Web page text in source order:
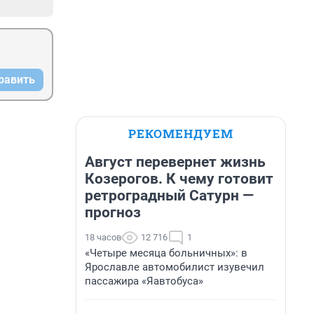
РЕКОМЕНДУЕМ
Август перевернет жизнь
Козерогов. К чему готовит
ретроградный Сатурн —
прогноз
18 часов 12 716 1
«Четыре месяца больничных»: в
Ярославле автомобилист изувечил
пассажира «Яавтобуса»